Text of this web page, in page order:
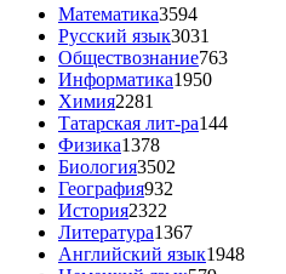
Математика3594
Русский язык3031
Обществознание763
Информатика1950
Химия2281
Татарская лит-ра144
Физика1378
Биология3502
География932
История2322
Литература1367
Английский язык1948